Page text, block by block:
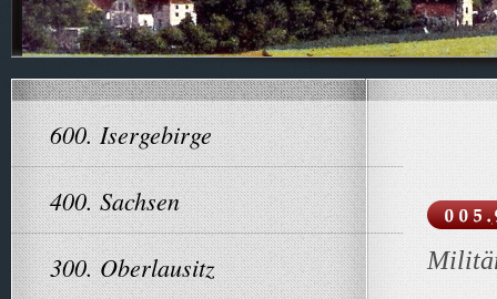
600. Isergebirge
400. Sachsen
300. Oberlausitz